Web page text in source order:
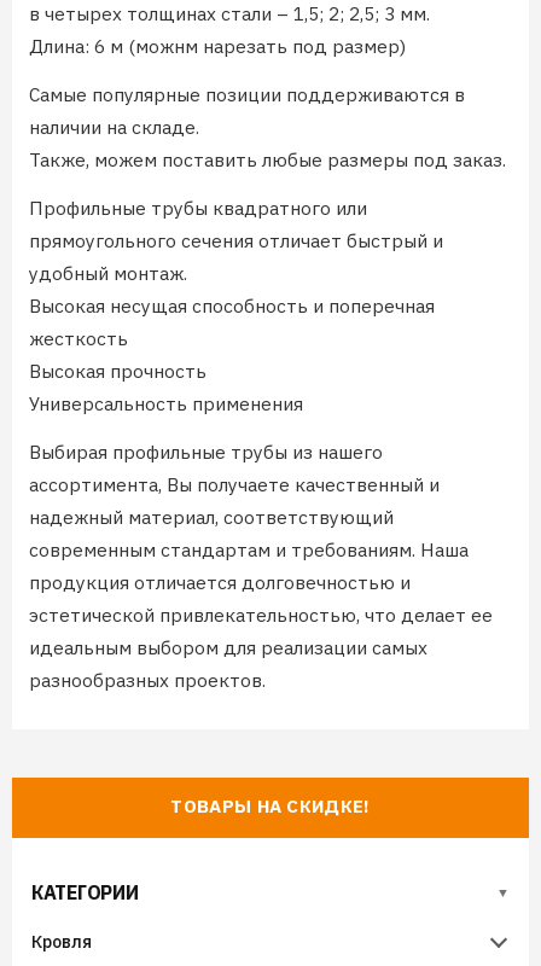
ТОВАРЫ НА СКИДКЕ!
КАТЕГОРИИ
Кровля
в четырех толщинах стали – 1,5; 2; 2,5; 3 мм.
Длина: 6 м (можнм нарезать под размер)
Самые популярные позиции поддерживаются в
наличии на складе.
Также, можем поставить любые размеры под заказ.
Профильные трубы квадратного или
прямоугольного сечения отличает быстрый и
удобный монтаж.
Высокая несущая способность и поперечная
жесткость
Высокая прочность
Универсальность применения
Выбирая профильные трубы из нашего
ассортимента, Вы получаете качественный и
надежный материал, соответствующий
современным стандартам и требованиям. Наша
продукция отличается долговечностью и
эстетической привлекательностью, что делает ее
идеальным выбором для реализации самых
разнообразных проектов.